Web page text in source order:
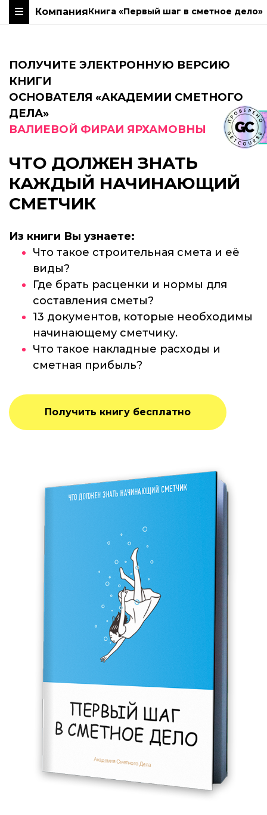
КомпанияКнига «Первый шаг в сметное дело»
ПОЛУЧИТЕ ЭЛЕКТРОННУЮ ВЕРСИЮ
КНИГИ
ОСНОВАТЕЛЯ «АКАДЕМИИ СМЕТНОГО
ДЕЛА»
ВАЛИЕВОЙ ФИРАИ ЯРХАМОВНЫ
ЧТО ДОЛЖЕН ЗНАТЬ
КАЖДЫЙ НАЧИНАЮЩИЙ
СМЕТЧИК
Из книги Вы узнаете:
Что такое строительная смета и её
виды?
Где брать расценки и нормы для
составления сметы?
13 документов, которые необходимы
начинающему сметчику.
Что такое накладные расходы и
сметная прибыль?
Получить книгу бесплатно